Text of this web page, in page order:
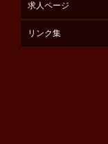
求人ページ
リンク集